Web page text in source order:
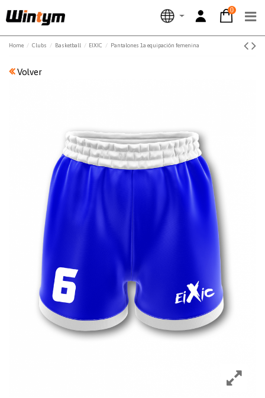
0
Home Clubs Basketball EIXIC Pantalones 1a equipación femenina
Volver